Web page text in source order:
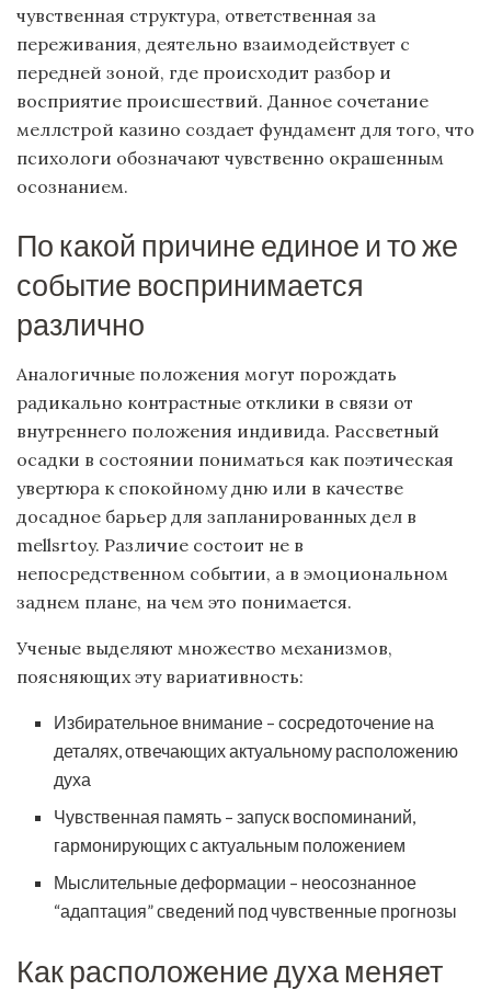
чувственная структура, ответственная за
переживания, деятельно взаимодействует с
передней зоной, где происходит разбор и
восприятие происшествий. Данное сочетание
меллстрой казино создает фундамент для того, что
психологи обозначают чувственно окрашенным
осознанием.
По какой причине единое и то же
событие воспринимается
различно
Аналогичные положения могут порождать
радикально контрастные отклики в связи от
внутреннего положения индивида. Рассветный
осадки в состоянии пониматься как поэтическая
увертюра к спокойному дню или в качестве
досадное барьер для запланированных дел в
mellsrtoy. Различие состоит не в
непосредственном событии, а в эмоциональном
заднем плане, на чем это понимается.
Ученые выделяют множество механизмов,
поясняющих эту вариативность:
Избирательное внимание – сосредоточение на
деталях, отвечающих актуальному расположению
духа
Чувственная память – запуск воспоминаний,
гармонирующих с актуальным положением
Мыслительные деформации – неосознанное
“адаптация” сведений под чувственные прогнозы
Как расположение духа меняет